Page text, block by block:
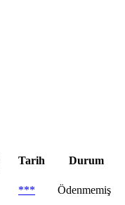
Tarih
Durum
***
Ödenmemiş